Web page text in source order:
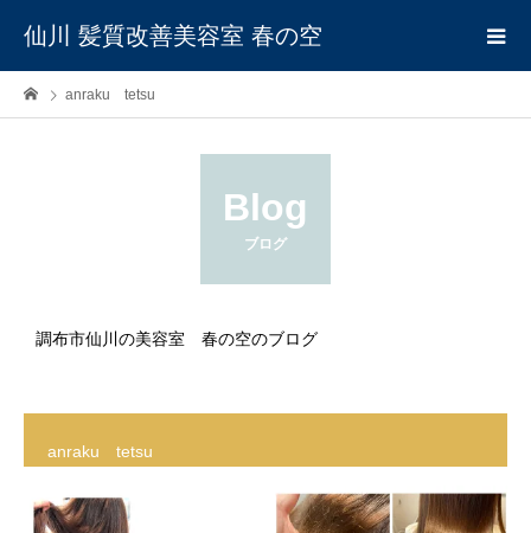
仙川 髪質改善美容室 春の空
anraku tetsu
Blog
ブログ
調布市仙川の美容室 春の空のブログ
anraku tetsu